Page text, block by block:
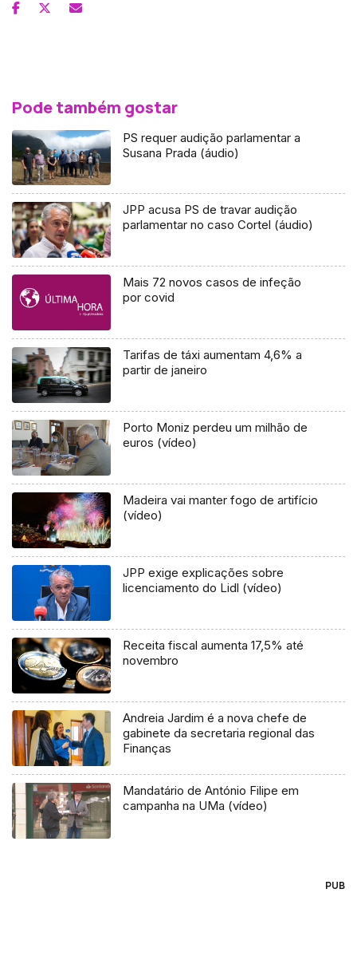
Pode também gostar
PS requer audição parlamentar a
Susana Prada (áudio)
JPP acusa PS de travar audição
parlamentar no caso Cortel (áudio)
Mais 72 novos casos de infeção
por covid
Tarifas de táxi aumentam 4,6% a
partir de janeiro
Porto Moniz perdeu um milhão de
euros (vídeo)
Madeira vai manter fogo de artifício
(vídeo)
JPP exige explicações sobre
licenciamento do Lidl (vídeo)
Receita fiscal aumenta 17,5% até
novembro
Andreia Jardim é a nova chefe de
gabinete da secretaria regional das
Finanças
Mandatário de António Filipe em
campanha na UMa (vídeo)
PUB